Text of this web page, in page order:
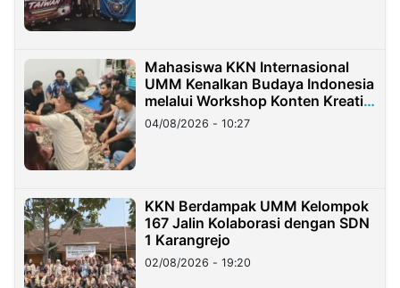
Mahasiswa KKN Internasional
UMM Kenalkan Budaya Indonesia
melalui Workshop Konten Kreatif
di Taiwan
04/08/2026 - 10:27
KKN Berdampak UMM Kelompok
167 Jalin Kolaborasi dengan SDN
1 Karangrejo
02/08/2026 - 19:20